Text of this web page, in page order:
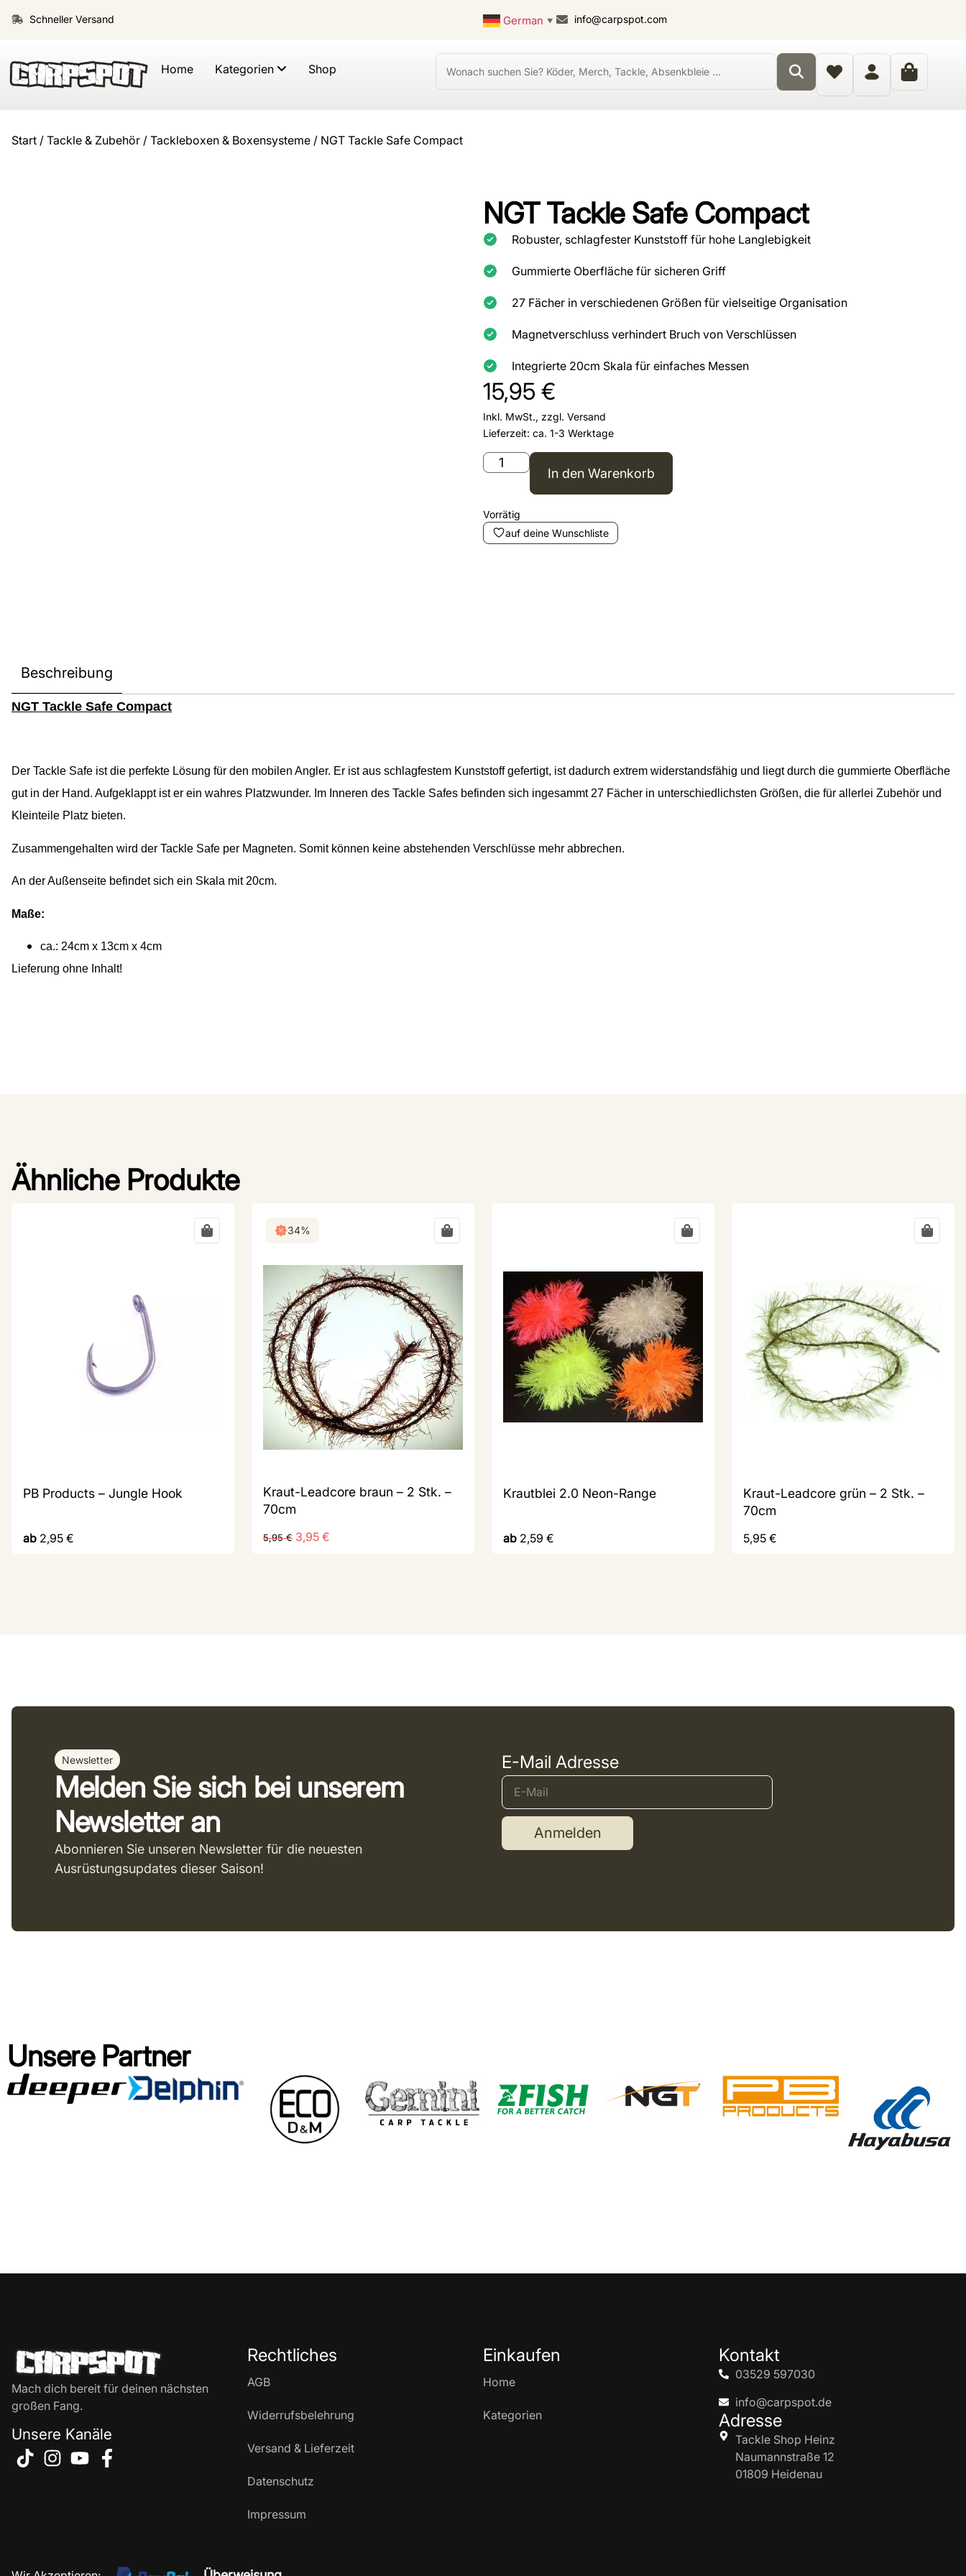
Schneller Versand German ▼ info@carpspot.com
Home Kategorien Shop
Start / Tackle & Zubehör / Tackleboxen & Boxensysteme / NGT Tackle Safe Compact
NGT Tackle Safe Compact
Robuster, schlagfester Kunststoff für hohe Langlebigkeit
Gummierte Oberfläche für sicheren Griff
27 Fächer in verschiedenen Größen für vielseitige Organisation
Magnetverschluss verhindert Bruch von Verschlüssen
Integrierte 20cm Skala für einfaches Messen
15,95 €
Inkl. MwSt., zzgl. Versand
Lieferzeit: ca. 1-3 Werktage
In den Warenkorb
Vorrätig
auf deine Wunschliste
Beschreibung
NGT Tackle Safe Compact
Der Tackle Safe ist die perfekte Lösung für den mobilen Angler. Er ist aus schlagfestem Kunststoff gefertigt, ist dadurch extrem widerstandsfähig und liegt durch die gummierte Oberfläche
gut in der Hand. Aufgeklappt ist er ein wahres Platzwunder. Im Inneren des Tackle Safes befinden sich ingesammt 27 Fächer in unterschiedlichsten Größen, die für allerlei Zubehör und
Kleinteile Platz bieten.
Zusammengehalten wird der Tackle Safe per Magneten. Somit können keine abstehenden Verschlüsse mehr abbrechen.
An der Außenseite befindet sich ein Skala mit 20cm.
Maße:
ca.: 24cm x 13cm x 4cm
Lieferung ohne Inhalt!
Ähnliche Produkte
PB Products – Jungle Hook
ab 2,95 €
34%
Kraut-Leadcore braun – 2 Stk. –
70cm
5,95€ 3,95 €
Krautblei 2.0 Neon-Range
ab 2,59 €
Kraut-Leadcore grün – 2 Stk. –
70cm
5,95 €
Newsletter
Melden Sie sich bei unserem
Newsletter an
Abonnieren Sie unseren Newsletter für die neuesten
Ausrüstungsupdates dieser Saison!
E-Mail Adresse
Anmelden
Unsere Partner
Mach dich bereit für deinen nächsten
großen Fang.
Unsere Kanäle
Rechtliches
AGB
Widerrufsbelehrung
Versand & Lieferzeit
Datenschutz
Impressum
Einkaufen
Home
Kategorien
Kontakt
03529 597030
info@carpspot.de
Adresse
Tackle Shop Heinz
Naumannstraße 12
01809 Heidenau